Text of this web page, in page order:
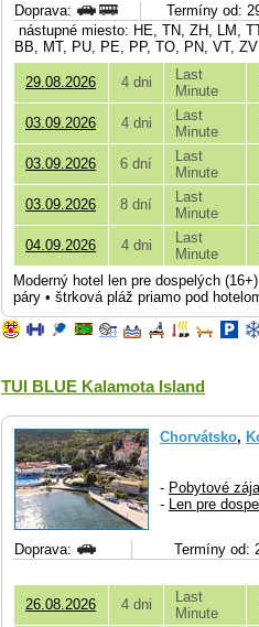
Doprava:
Termíny od:
nástupné miesto: HE, TN, ZH, LM,
BB, MT, PU, PE, PP, TO, PN, VT, ZV
29.08.2026 4 dni
Last
Minute
03.09.2026 4 dni
Last
Minute
03.09.2026 6 dní
Last
Minute
03.09.2026 8 dní
Last
Minute
04.09.2026 4 dni
Last
Minute
Moderný hotel len pre dospelých
páry • štrková pláž priamo pod
TUI BLUE Kalamota Island
Chorvátsko,
- Pobytové
- Len pre
Doprava:
Termíny od:
26.08.2026 4 dni
Last
Minute